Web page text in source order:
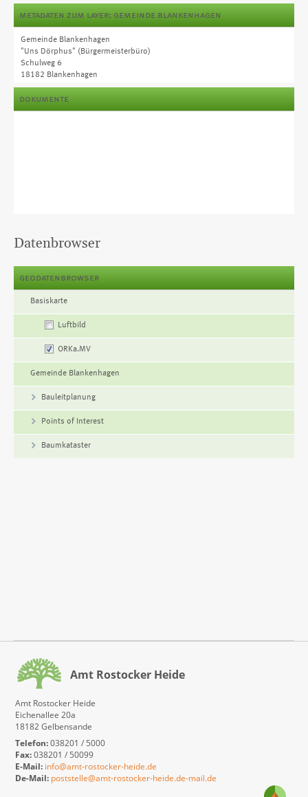
metadaten zum layer: gemeinde blankenhagen
Gemeinde Blankenhagen
"Uns Dörphus" (Bürgermeisterbüro)
Schulweg 6
18182 Blankenhagen
Tel. +49 38201 828
dokumente
Datenbrowser
geodatenbrowser
NameBasiskarte
Luftbild
ORKa.MV
Gemeinde Blankenhagen
Bauleitplanung
Points of Interest
Baumkataster
Amt Rostocker Heide
Amt Rostocker Heide
Eichenallee 20a
18182 Gelbensande
Telefon:038201 / 5000
Fax:038201 / 50099
E-Mail: info@amt-rostocker-heide.de
De-Mail: poststelle@amt-rostocker-heide.de-mail.de